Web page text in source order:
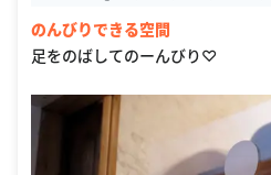
のんびりできる空間
足をのばしてのーんびり♡